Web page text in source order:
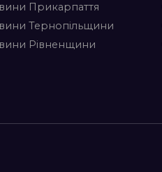
Прикарпаття
Тернопільщини
Рівненщини